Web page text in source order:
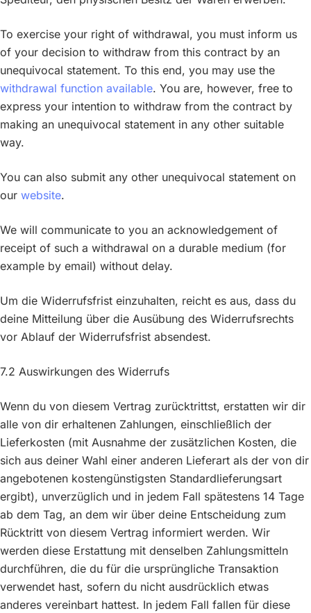
To exercise your right of withdrawal, you must inform us
of your decision to withdraw from this contract by an
unequivocal statement. To this end, you may use the
withdrawal function available. You are, however, free to
express your intention to withdraw from the contract by
making an unequivocal statement in any other suitable
way.
You can also submit any other unequivocal statement on
our website.
We will communicate to you an acknowledgement of
receipt of such a withdrawal on a durable medium (for
example by email) without delay.
Um die Widerrufsfrist einzuhalten, reicht es aus, dass du
deine Mitteilung über die Ausübung des Widerrufsrechts
vor Ablauf der Widerrufsfrist absendest.
7.2 Auswirkungen des Widerrufs
Wenn du von diesem Vertrag zurücktrittst, erstatten wir dir
alle von dir erhaltenen Zahlungen, einschließlich der
Lieferkosten (mit Ausnahme der zusätzlichen Kosten, die
sich aus deiner Wahl einer anderen Lieferart als der von dir
angebotenen kostengünstigsten Standardlieferungsart
ergibt), unverzüglich und in jedem Fall spätestens 14 Tage
ab dem Tag, an dem wir über deine Entscheidung zum
Rücktritt von diesem Vertrag informiert werden. Wir
werden diese Erstattung mit denselben Zahlungsmitteln
durchführen, die du für die ursprüngliche Transaktion
verwendet hast, sofern du nicht ausdrücklich etwas
anderes vereinbart hattest. In jedem Fall fallen für diese